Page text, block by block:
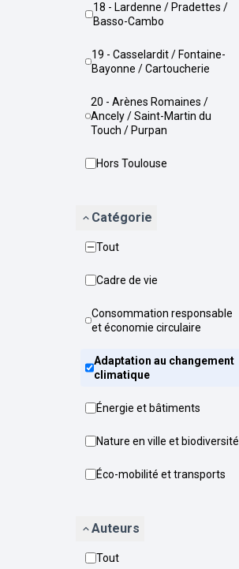
18 - Lardenne / Pradettes /
Basso-Cambo
19 - Casselardit / Fontaine-
Bayonne / Cartoucherie
20 - Arènes Romaines /
Ancely / Saint-Martin du
Touch / Purpan
Hors Toulouse
Catégorie
Tout
Cadre de vie
Consommation responsable
et économie circulaire
Adaptation au changement
climatique
Énergie et bâtiments
Nature en ville et biodiversité
Éco-mobilité et transports
Auteurs
Tout